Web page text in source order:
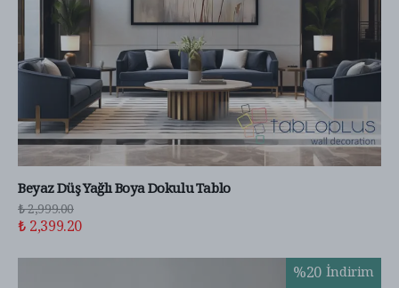
Beyaz Düş Yağlı Boya Dokulu Tablo
₺ 2,999.00
₺ 2,399.20
%20 İndirim